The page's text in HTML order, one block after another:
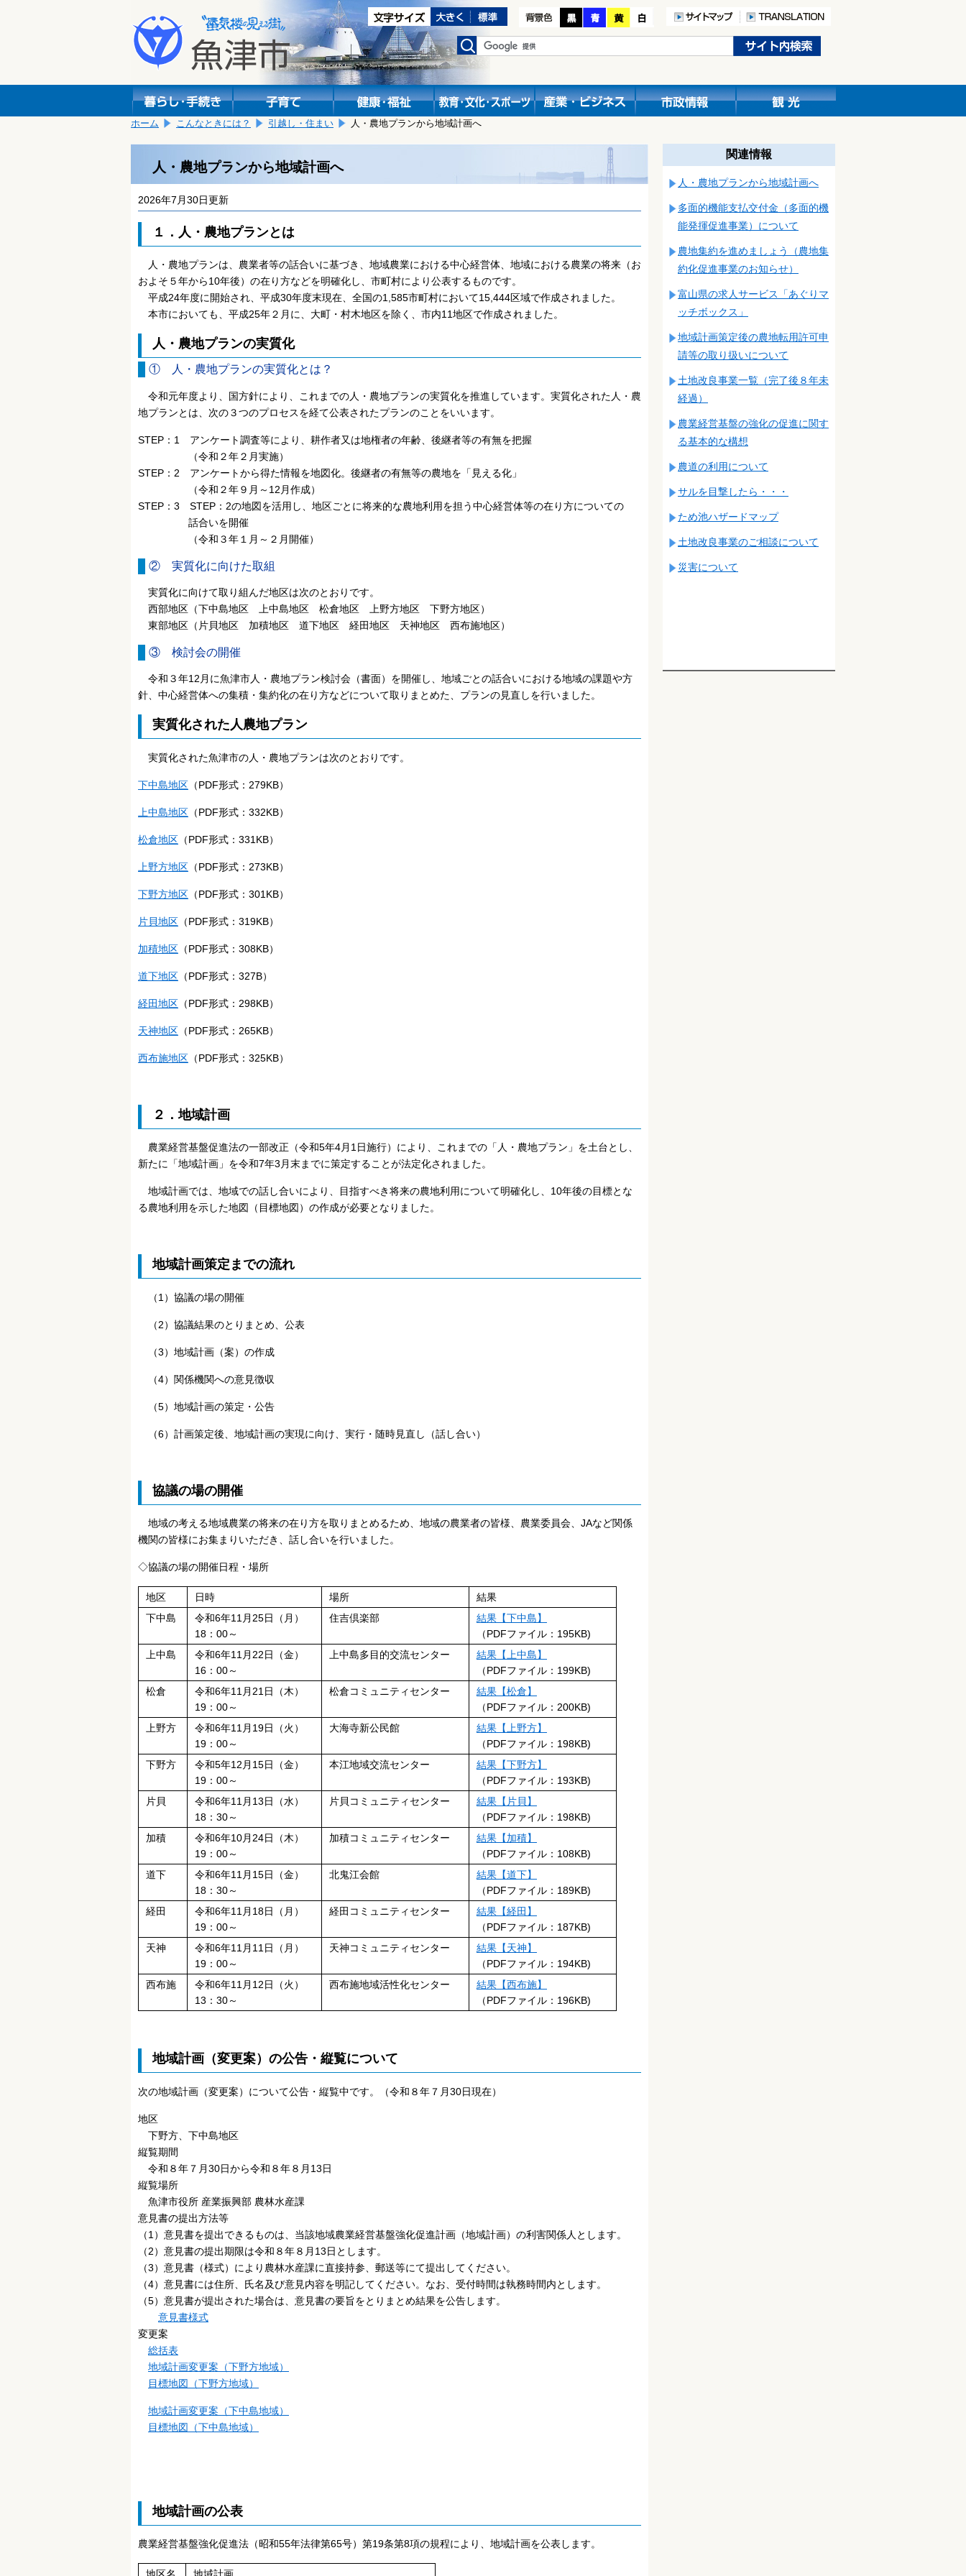
し
ホーム こんなときには？ 引越し・住まい 人・農地プランから地域計画へ
人・農地プランから地域計画へ
2026年7月30日更新
１．人・農地プランとは
人・農地プランは、農業者等の話合いに基づき、地域農業における中心経営体、地域における農業の将来（お
およそ５年から10年後）の在り方などを明確化し、市町村により公表するものです。
平成24年度に開始され、平成30年度末現在、全国の1,585市町村において15,444区域で作成されました。
本市においても、平成25年２月に、大町・村木地区を除く、市内11地区で作成されました。
人・農地プランの実質化
① 人・農地プランの実質化とは？
令和元年度より、国方針により、これまでの人・農地プランの実質化を推進しています。実質化された人・農
地プランとは、次の３つのプロセスを経て公表されたプランのことをいいます。
STEP：1 アンケート調査等により、耕作者又は地権者の年齢、後継者等の有無を把握
（令和２年２月実施）
STEP：2 アンケートから得た情報を地図化。後継者の有無等の農地を「見える化」
（令和２年９月～12月作成）
STEP：3 STEP：2の地図を活用し、地区ごとに将来的な農地利用を担う中心経営体等の在り方についての
話合いを開催
（令和３年１月～２月開催）
② 実質化に向けた取組
実質化に向けて取り組んだ地区は次のとおりです。
西部地区（下中島地区 上中島地区 松倉地区 上野方地区 下野方地区）
東部地区（片貝地区 加積地区 道下地区 経田地区 天神地区 西布施地区）
③ 検討会の開催
令和３年12月に魚津市人・農地プラン検討会（書面）を開催し、地域ごとの話合いにおける地域の課題や方
針、中心経営体への集積・集約化の在り方などについて取りまとめた、プランの見直しを行いました。
実質化された人農地プラン
実質化された魚津市の人・農地プランは次のとおりです。
下中島地区 （PDF形式：279KB）
上中島地区 （PDF形式：332KB）
松倉地区 （PDF形式：331KB）
上野方地区 （PDF形式：273KB）
下野方地区 （PDF形式：301KB）
片貝地区 （PDF形式：319KB）
加積地区 （PDF形式：308KB）
道下地区 （PDF形式：327B）
経田地区 （PDF形式：298KB）
天神地区 （PDF形式：265KB）
西布施地区 （PDF形式：325KB）
２．地域計画
農業経営基盤促進法の一部改正（令和5年4月1日施行）により、これまでの「人・農地プラン」を土台とし、
新たに「地域計画」を令和7年3月末までに策定することが法定化されました。
地域計画では、地域での話し合いにより、目指すべき将来の農地利用について明確化し、10年後の目標とな
る農地利用を示した地図（目標地図）の作成が必要となりました。
地域計画策定までの流れ
（1）協議の場の開催
（2）協議結果のとりまとめ、公表
（3）地域計画（案）の作成
（4）関係機関への意見徴収
（5）地域計画の策定・公告
（6）計画策定後、地域計画の実現に向け、実行・随時見直し（話し合い）
協議の場の開催
地域の考える地域農業の将来の在り方を取りまとめるため、地域の農業者の皆様、農業委員会、JAなど関係
機関の皆様にお集まりいただき、話し合いを行いました。
◇協議の場の開催日程・場所
地区 日時 場所
結果
下中島
令和6年11月25日（月）
18：00～
住吉倶楽部
結果【下中島】
（PDFファイル：195KB)
上中島
令和6年11月22日（金）
16：00～
上中島多目的交流センター
結果【上中島】
（PDFファイル：199KB)
松倉
令和6年11月21日（木）
19：00～
松倉コミュニティセンター
結果【松倉】
（PDFファイル：200KB)
上野方
令和6年11月19日（火）
19：00～
大海寺新公民館
結果【上野方】
（PDFファイル：198KB)
下野方
令和5年12月15日（金）
19：00～
本江地域交流センター
結果【下野方】
（PDFファイル：193KB)
片貝
令和6年11月13日（水）
18：30～
片貝コミュニティセンター
結果【片貝】
（PDFファイル：198KB)
加積
令和6年10月24日（木）
19：00～
加積コミュニティセンター
結果【加積】
（PDFファイル：108KB)
道下
令和6年11月15日（金）
18：30～
北鬼江会館
結果【道下】
（PDFファイル：189KB)
経田
令和6年11月18日（月）
19：00～
経田コミュニティセンター
結果【経田】
（PDFファイル：187KB)
天神
令和6年11月11日（月）
19：00～
天神コミュニティセンター
結果【天神】
（PDFファイル：194KB)
西布施
令和6年11月12日（火）
13：30～
西布施地域活性化センター
結果【西布施】
（PDFファイル：196KB)
地域計画（変更案）の公告・縦覧について
次の地域計画（変更案）について公告・縦覧中です。（令和８年７月30日現在）
地区
下野方、下中島地区
縦覧期間
令和８年７月30日から令和８年８月13日
縦覧場所
魚津市役所 産業振興部 農林水産課
意見書の提出方法等
（1）意見書を提出できるものは、当該地域農業経営基盤強化促進計画（地域計画）の利害関係人とします。
（2）意見書の提出期限は令和８年８月13日とします。
（3）意見書（様式）により農林水産課に直接持参、郵送等にて提出してください。
（4）意見書には住所、氏名及び意見内容を明記してください。なお、受付時間は執務時間内とします。
（5）意見書が提出された場合は、意見書の要旨をとりまとめ結果を公告します。
意見書様式
変更案
総括表
地域計画変更案（下野方地域）
目標地図（下野方地域）
地域計画変更案（下中島地域）
目標地図（下中島地域）
地域計画の公表
農業経営基盤強化促進法（昭和55年法律第65号）第19条第8項の規程により、地域計画を公表します。
関連情報
人・農地プランから地域計画へ
多面的機能支払交付金（多面的機
能発揮促進事業）について
農地集約を進めましょう（農地集
約化促進事業のお知らせ）
富山県の求人サービス「あぐりマ
ッチボックス」
地域計画策定後の農地転用許可申
請等の取り扱いについて
土地改良事業一覧（完了後８年未
経過）
農業経営基盤の強化の促進に関す
る基本的な構想
農道の利用について
サルを目撃したら・・・
ため池ハザードマップ
土地改良事業のご相談について
災害について